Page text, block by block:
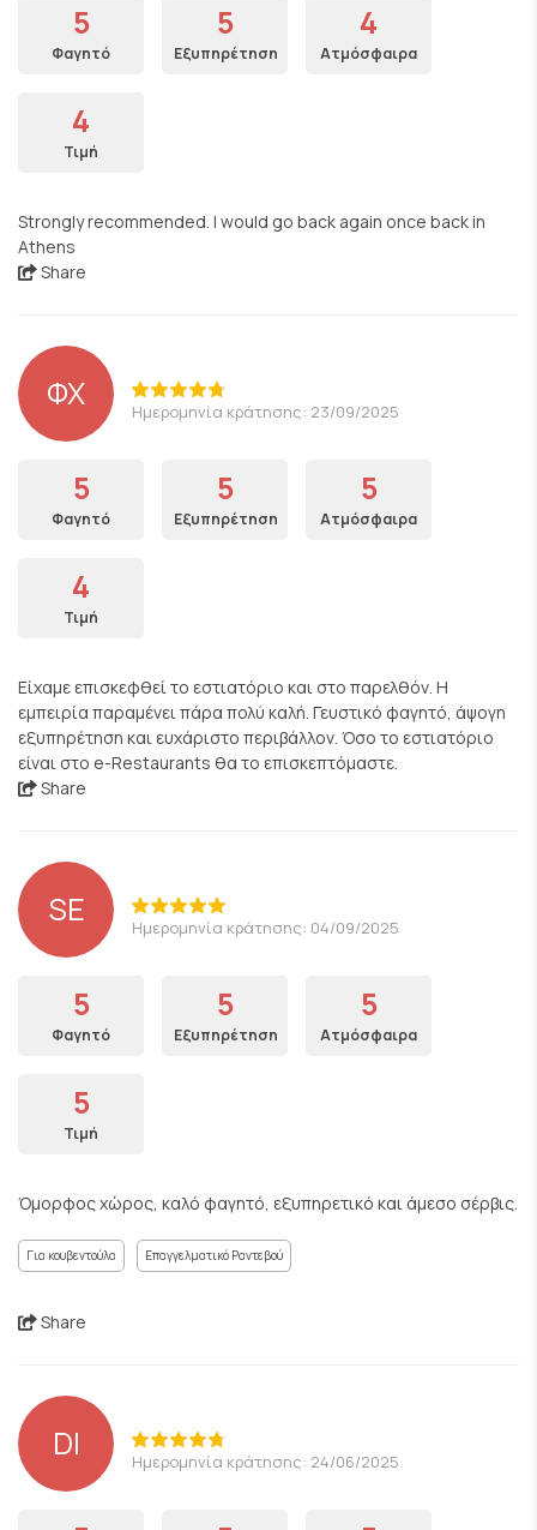
5
Φαγητό
5
Εξυπηρέτηση
4
Ατμόσφαιρα
4
Τιμή
Strongly recommended. I would go back again once back in
Athens
Share
ΦΧ Ημερομηνία κράτησης: 23/09/2025
5
Φαγητό
5
Εξυπηρέτηση
5
Ατμόσφαιρα
4
Τιμή
Είχαμε επισκεφθεί το εστιατόριο και στο παρελθόν. Η
εμπειρία παραμένει πάρα πολύ καλή. Γευστικό φαγητό, άψογη
εξυπηρέτηση και ευχάριστο περιβάλλον. Όσο το εστιατόριο
είναι στο e-Restaurants θα το επισκεπτόμαστε.
Share
SE Ημερομηνία κράτησης: 04/09/2025
5
Φαγητό
5
Εξυπηρέτηση
5
Ατμόσφαιρα
5
Τιμή
Όμορφος χώρος, καλό φαγητό, εξυπηρετικό και άμεσο σέρβις.
Για κουβεντούλα Επαγγελματικό Ραντεβού
Share
DI Ημερομηνία κράτησης: 24/06/2025